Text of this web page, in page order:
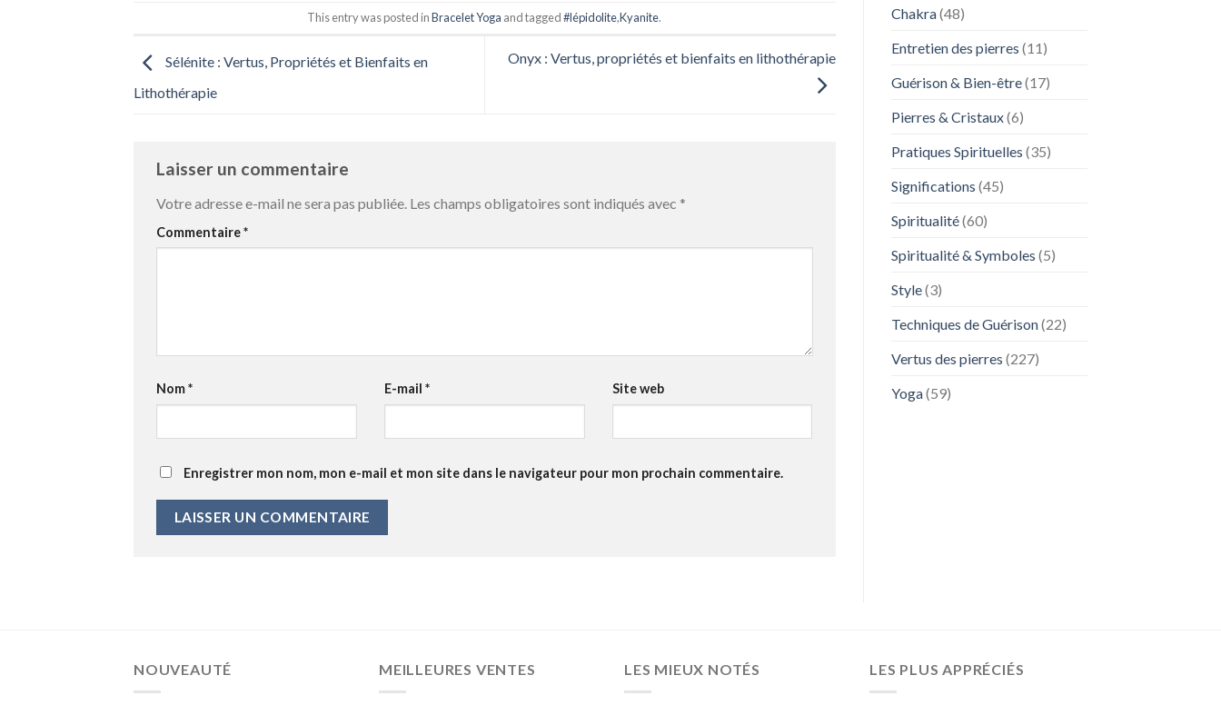
This entry was posted inBracelet Yoga and tagged#lépidolite,Kyanite.
Sélénite : Vertus, Propriétés et Bienfaits en
Lithothérapie
Onyx : Vertus, propriétés et bienfaits en lithothérapie
Laisser un commentaire
Votre adresse e-mail ne sera pas publiée. Les champs obligatoires sont indiqués avec *
Commentaire*
Nom* E-mail * Site web
Enregistrer mon nom, mon e-mail et mon site dans le navigateur pour mon prochain commentaire.
Chakra(48)
Entretien des pierres (11)
Guérison & Bien-être(17)
Pierres & Cristaux(6)
Pratiques Spirituelles (35)
Significations (45)
Spiritualité(60)
Spiritualité & Symboles (5)
Style(3)
Techniques de Guérison(22)
Vertus des pierres (227)
Yoga(59)
NOUVEAUTÉ MEILLEURES VENTES LES MIEUX NOTÉS LES PLUS APPRÉCIÉS